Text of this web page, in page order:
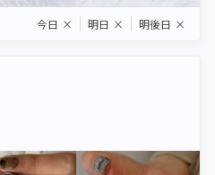
今日 × 明日 × 明後日 ×